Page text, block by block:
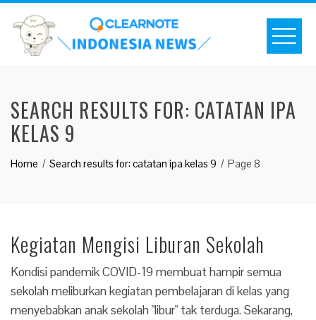
SEARCH RESULTS FOR: CATATAN IPA
KELAS 9
Home Search results for: catatan ipa kelas 9 Page 8
Kegiatan Mengisi Liburan Sekolah
Kondisi pandemik COVID-19 membuat hampir semua
sekolah meliburkan kegiatan pembelajaran di kelas yang
menyebabkan anak sekolah "libur" tak terduga. Sekarang,